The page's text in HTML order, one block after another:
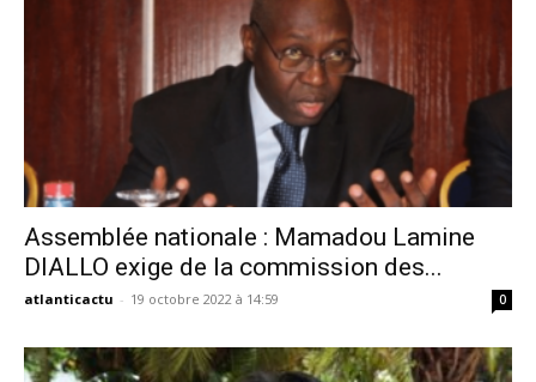
Assemblée nationale : Mamadou Lamine
DIALLO exige de la commission des...
atlanticactu - 19 octobre 2022 à 14:59 0